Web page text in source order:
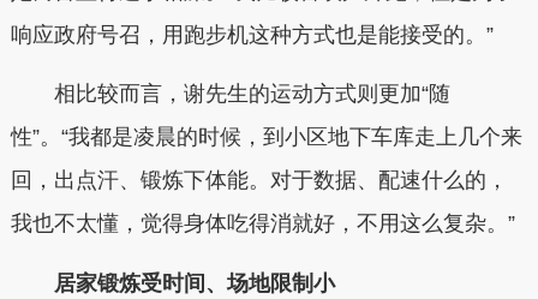
响应政府号召，用跑步机这种方式也是能接受的。”
相比较而言，谢先生的运动方式则更加“随
性”。“我都是凌晨的时候，到小区地下车库走上几个来
回，出点汗、锻炼下体能。对于数据、配速什么的，
我也不太懂，觉得身体吃得消就好，不用这么复杂。”
居家锻炼受时间、场地限制小